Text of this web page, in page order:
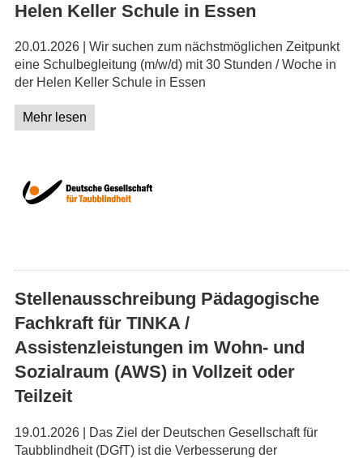
Helen Keller Schule in Essen
20.01.2026 | Wir suchen zum nächstmöglichen Zeitpunkt
eine Schulbegleitung (m/w/d) mit 30 Stunden / Woche in
der Helen Keller Schule in Essen
Mehr lesen
Stellenausschreibung Pädagogische
Fachkraft für TINKA /
Assistenzleistungen im Wohn- und
Sozialraum (AWS) in Vollzeit oder
Teilzeit
19.01.2026 | Das Ziel der Deutschen Gesellschaft für
Taubblindheit (DGfT) ist die Verbesserung der